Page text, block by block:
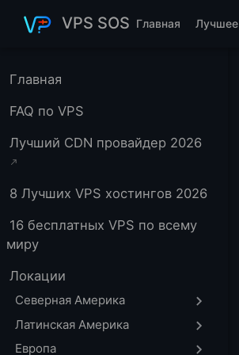
VPS SOS Главная Лучшее
Главная
FAQ по VPS
Лучший CDN провайдер 2026
8 Лучших VPS хостингов 2026
16 бесплатных VPS по всему
миру
Локации
Северная Америка
Латинская Америка
Европа